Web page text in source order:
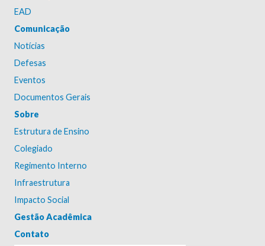
EAD
Comunicação
Notícias
Defesas
Eventos
Documentos Gerais
Sobre
Estrutura de Ensino
Colegiado
Regimento Interno
Infraestrutura
Impacto Social
Gestão Acadêmica
Contato